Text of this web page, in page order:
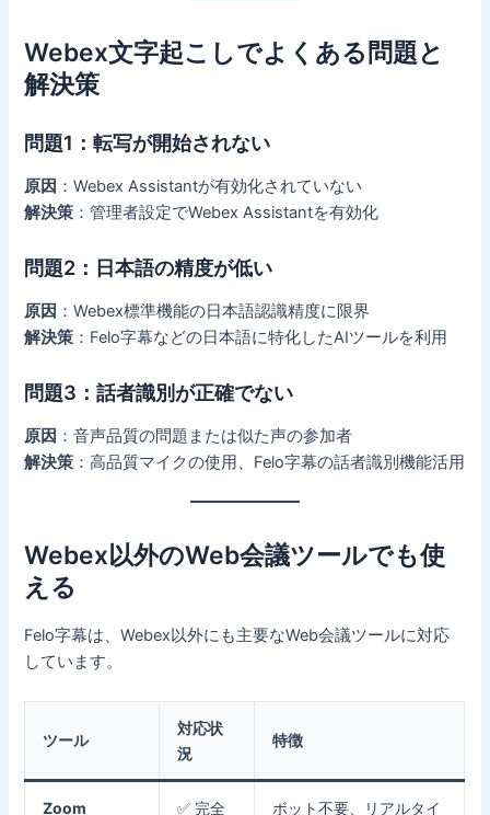
Webex文字起こしでよくある問題と
解決策
問題1：転写が開始されない
原因 ：Webex Assistantが有効化されていない
解決策 ：管理者設定でWebex Assistantを有効化
問題2：日本語の精度が低い
原因 ：Webex標準機能の日本語認識精度に限界
解決策 ：Felo字幕などの日本語に特化したAIツールを利用
問題3：話者識別が正確でない
原因 ：音声品質の問題または似た声の参加者
解決策 ：高品質マイクの使用、Felo字幕の話者識別機能活用
Webex以外のWeb会議ツールでも使
える
Felo字幕は、Webex以外にも主要なWeb会議ツールに対応
しています。
ツール
対応状
況
特徴
Zoom ✅ 完全 ボット不要、リアルタイ